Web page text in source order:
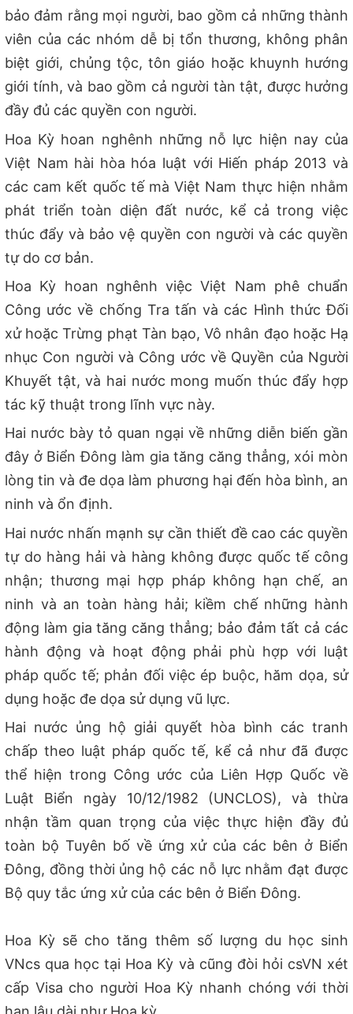
bảo đảm rằng mọi người, bao gồm cả những thành
viên của các nhóm dễ bị tổn thương, không phân
biệt giới, chủng tộc, tôn giáo hoặc khuynh hướng
giới tính, và bao gồm cả người tàn tật, được hưởng
đầy đủ các quyền con người.
Hoa Kỳ hoan nghênh những nỗ lực hiện nay của
Việt Nam hài hòa hóa luật với Hiến pháp 2013 và
các cam kết quốc tế mà Việt Nam thực hiện nhằm
phát triển toàn diện đất nước, kể cả trong việc
thúc đẩy và bảo vệ quyền con người và các quyền
tự do cơ bản.
Hoa Kỳ hoan nghênh việc Việt Nam phê chuẩn
Công ước về chống Tra tấn và các Hình thức Đối
xử hoặc Trừng phạt Tàn bạo, Vô nhân đạo hoặc Hạ
nhục Con người và Công ước về Quyền của Người
Khuyết tật, và hai nước mong muốn thúc đẩy hợp
tác kỹ thuật trong lĩnh vực này.
Hai nước bày tỏ quan ngại về những diễn biến gần
đây ở Biển Đông làm gia tăng căng thẳng, xói mòn
lòng tin và đe dọa làm phương hại đến hòa bình, an
ninh và ổn định.
Hai nước nhấn mạnh sự cần thiết đề cao các quyền
tự do hàng hải và hàng không được quốc tế công
nhận; thương mại hợp pháp không hạn chế, an
ninh và an toàn hàng hải; kiềm chế những hành
động làm gia tăng căng thẳng; bảo đảm tất cả các
hành động và hoạt động phải phù hợp với luật
pháp quốc tế; phản đối việc ép buộc, hăm dọa, sử
dụng hoặc đe dọa sử dụng vũ lực.
Hai nước ủng hộ giải quyết hòa bình các tranh
chấp theo luật pháp quốc tế, kể cả như đã được
thể hiện trong Công ước của Liên Hợp Quốc về
Luật Biển ngày 10/12/1982 (UNCLOS), và thừa
nhận tầm quan trọng của việc thực hiện đầy đủ
toàn bộ Tuyên bố về ứng xử của các bên ở Biển
Đông, đồng thời ủng hộ các nỗ lực nhằm đạt được
Bộ quy tắc ứng xử của các bên ở Biển Đông.
Hoa Kỳ sẽ cho tăng thêm số lượng du học sinh
VNcs qua học tại Hoa Kỳ và cũng đòi hỏi csVN xét
cấp Visa cho người Hoa Kỳ nhanh chóng với thời